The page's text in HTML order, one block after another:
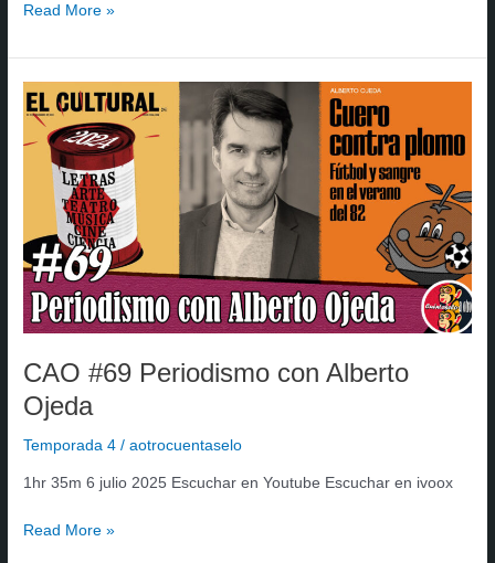
Read More »
CAO #69 Periodismo con Alberto
Ojeda
Temporada 4 /aotrocuentaselo
1hr 35m 6 julio 2025 Escuchar en Youtube Escuchar en ivoox
CAO
#69
Periodismo
Alberto
Ojeda
Read More »